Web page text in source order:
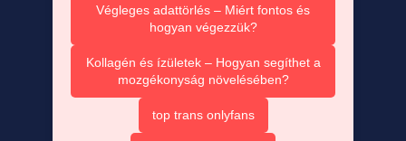
Végleges adattörlés – Miért fontos és
hogyan végezzük?
Kollagén és ízületek – Hogyan segíthet a
mozgékonyság növelésében?
top trans onlyfans